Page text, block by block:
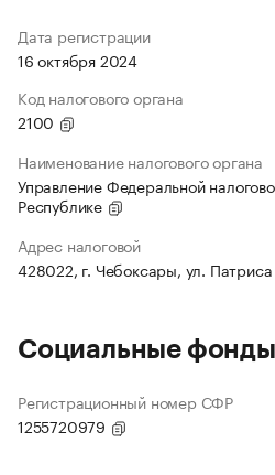
Дата регистрации
16 октября 2024
Код налогового органа
2100
Наименование налогового органа
Управление Федеральной
Республике
Адрес налоговой
428022, г. Чебоксары, ул.
Социальные фонды
Регистрационный номер СФР
1255720979